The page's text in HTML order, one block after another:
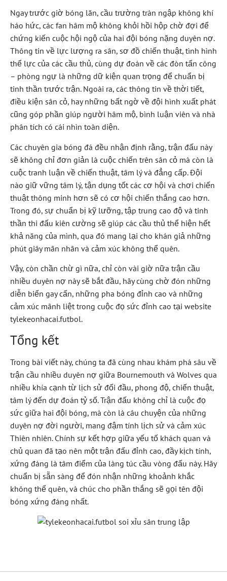
Ngay trước giờ bóng lăn, cầu trường tràn ngập không khí
háo hức, các fan hâm mộ không khỏi hồi hộp chờ đợi để
chứng kiến cuộc hội ngộ của hai đội bóng nặng duyên nợ.
Thông tin về lực lượng ra sân, sơ đồ chiến thuật, tình hình
thể lực của các cầu thủ, cùng dự đoán về các đòn tấn công
– phòng ngự là những dữ kiện quan trọng để chuẩn bị
tinh thần trước trận. Ngoài ra, các thông tin về thời tiết,
điều kiện sân cỏ, hay những bất ngờ về đội hình xuất phát
cũng góp phần giúp người hâm mộ, bình luận viên và nhà
phân tích có cái nhìn toàn diện.
Các chuyên gia bóng đá đều nhận định rằng, trận đấu này
sẽ không chỉ đơn giản là cuộc chiến trên sân cỏ mà còn là
cuộc tranh luận về chiến thuật, tâm lý và đẳng cấp. Đội
nào giữ vững tâm lý, tận dụng tốt các cơ hội và chơi chiến
thuật thông minh hơn sẽ có cơ hội chiến thắng cao hơn.
Trong đó, sự chuẩn bị kỹ lưỡng, tập trung cao độ và tinh
thần thi đấu kiên cường sẽ giúp các cầu thủ thể hiện hết
khả năng của mình, qua đó mang lại cho khán giả những
phút giây mãn nhãn và cảm xúc không thể quên.
Vậy, còn chần chừ gì nữa, chỉ còn vài giờ nữa trận cầu
nhiều duyên nợ này sẽ bắt đầu, hãy cùng chờ đón những
diễn biến gay cấn, những pha bóng đỉnh cao và những
cảm xúc mãnh liệt trong cuộc đọ sức đỉnh cao tại website
tylekeonhacai.futbol.
Tổng kết
Trong bài viết này, chúng ta đã cùng nhau khám phá sâu về
trận cầu nhiều duyên nợ giữa Bournemouth và Wolves qua
nhiều khía cạnh từ lịch sử đối đầu, phong độ, chiến thuật,
tâm lý đến dự đoán tỷ số. Trận đấu không chỉ là cuộc đọ
sức giữa hai đội bóng, mà còn là câu chuyện của những
duyên nợ đời người, mang đậm tính lịch sử và cảm xúc
Thiên nhiên. Chính sự kết hợp giữa yếu tố khách quan và
chủ quan đã tạo nên một trận đấu đỉnh cao, đầy kịch tính,
xứng đáng là tâm điểm của làng túc cầu vòng đấu này. Hãy
chuẩn bị sẵn sàng để đón nhận những khoảnh khắc
không thể quên, và chúc cho phần thắng sẽ gọi tên đội
bóng xứng đáng nhất.